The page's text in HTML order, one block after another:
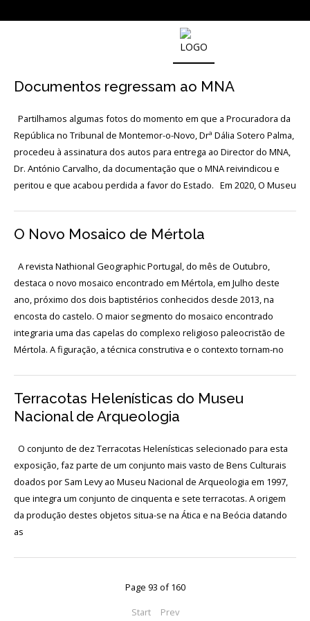
MUSEU
DE
ARQUEOLOGIA
O
e
Relatórios
Oficiais
Acordos
Protocolos
de
colaboração
e
voluntariado
Login
Início
Documentos regressam ao MNA
Partilhamos algumas fotos do momento em que a Procuradora da
República no Tribunal de Montemor-o-Novo, Drª Dália Sotero Palma,
procedeu à assinatura dos autos para entrega ao Director do MNA,
Dr. António Carvalho, da documentação que o MNA reivindicou e
peritou e que acabou perdida a favor do Estado. Em 2020, O Museu
O Novo Mosaico de Mértola
A revista Nathional Geographic Portugal, do mês de Outubro,
destaca o novo mosaico encontrado em Mértola, em Julho deste
ano, próximo dos dois baptistérios conhecidos desde 2013, na
encosta do castelo. O maior segmento do mosaico encontrado
integraria uma das capelas do complexo religioso paleocristão de
Mértola. A figuração, a técnica construtiva e o contexto tornam-no
Terracotas Helenísticas do Museu
Nacional de Arqueologia
O conjunto de dez Terracotas Helenísticas selecionado para esta
exposição, faz parte de um conjunto mais vasto de Bens Culturais
doados por Sam Levy ao Museu Nacional de Arqueologia em 1997,
que integra um conjunto de cinquenta e sete terracotas. A origem
da produção destes objetos situa-se na Ática e na Beócia datando
as
Page 93 of 160
Start
Prev